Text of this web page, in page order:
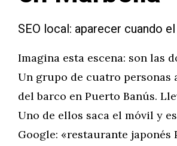
SEO local: aparecer cuando
Imagina esta escena: son las
Un grupo de cuatro personas
del barco en Puerto Banús.
Uno de ellos saca el móvil y
Google: «restaurante japonés